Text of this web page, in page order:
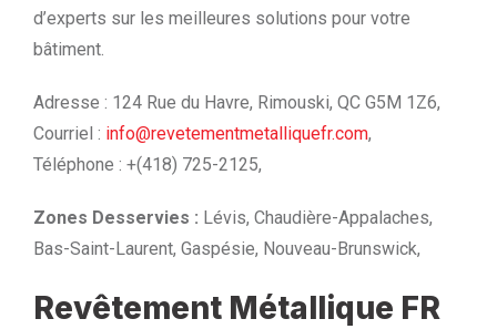
d’experts sur les meilleures solutions pour votre
bâtiment.
Adresse : 124 Rue du Havre, Rimouski, QC G5M 1Z6,
Courriel : info@revetementmetalliquefr.com,
Téléphone : +(418) 725-2125,
Zones Desservies : Lévis, Chaudière-Appalaches,
Bas-Saint-Laurent, Gaspésie, Nouveau-Brunswick,
Revêtement Métallique FR